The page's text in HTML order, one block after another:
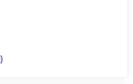
)